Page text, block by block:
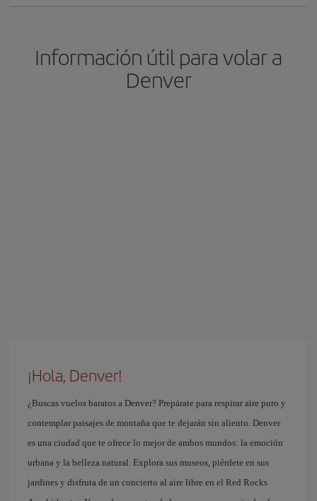
Información útil para volar a
Denver
¡Hola, Denver!
¿Buscas vuelos baratos a Denver? Prepárate para respirar aire puro y
contemplar paisajes de montaña que te dejarán sin aliento. Denver
es una ciudad que te ofrece lo mejor de ambos mundos: la emoción
urbana y la belleza natural. Explora sus museos, piérdete en sus
jardines y disfruta de un concierto al aire libre en el Red Rocks